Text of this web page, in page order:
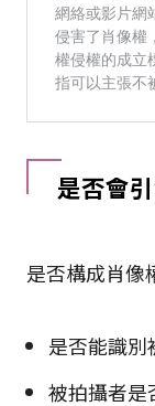
是否會
是否構成肖像
是否能識別
被拍攝者是